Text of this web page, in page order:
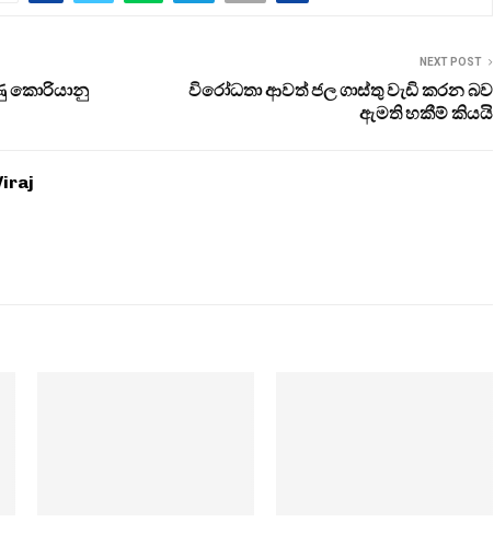
කොරියානු
NEXT POST
විරෝධතා ආවත් ජල ගාස්තු වැඩි කරන බව
ඇමති හකීම් කියයි